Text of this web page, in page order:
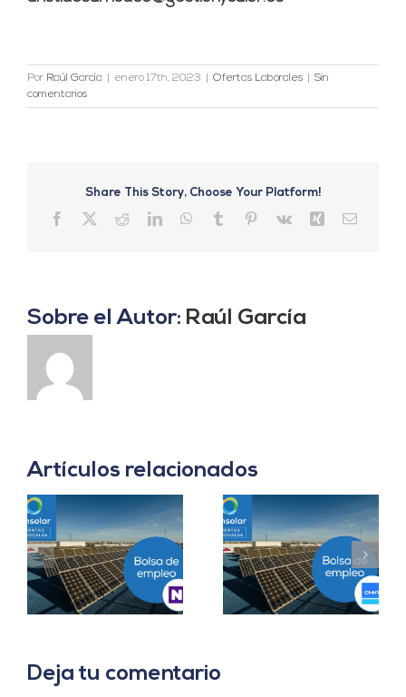
Por Raúl García enero 17th, 2023 Ofertas Laborales
Sin
comentarios
Share This Story, Choose Your Platform!
Facebook RedditLinkedInWhatsApp
Tumblr Pinterest
Vk Xing Correo
Sobre el Autor: Raúl García
Artículos relacionados
Project Manager en
Madrid
Prácticas
Departamento
Ingeniería B2B en
Sevilla
Deja tu comentario